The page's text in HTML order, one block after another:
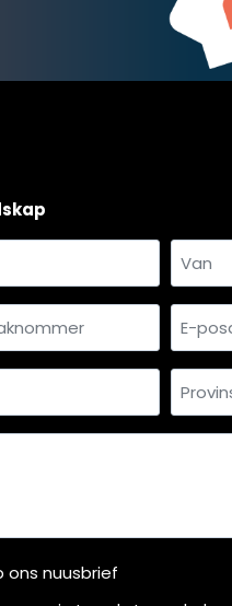
Van
E-
ons nuusbrief